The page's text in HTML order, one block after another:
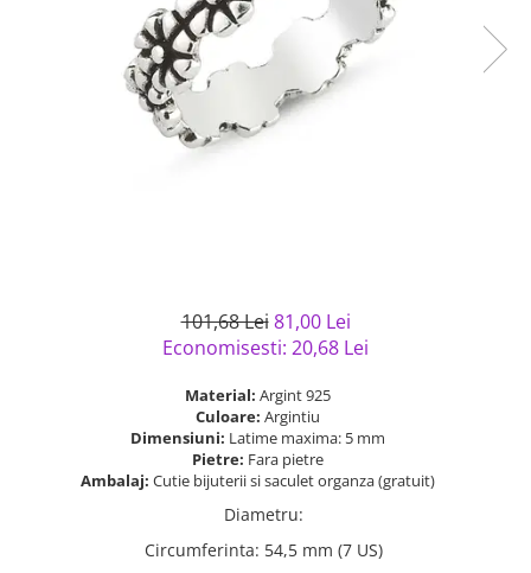
Bijuterii argint placat cu aur
Bijuterii argint cu diverse
Bijuterii de Lux
Bijuterii gotice si rock
Bijuterii Handmade
Solutii si lavete de curatare
101,68 Lei 81,00 Lei
Economisesti: 20,68 Lei
Material: Argint 925
Culoare: Argintiu
Dimensiuni: Latime maxima: 5 mm
Pietre: Fara pietre
Ambalaj: Cutie bijuterii si saculet organza (gratuit)
Diametru:
Circumferinta: 54,5 mm (7 US)